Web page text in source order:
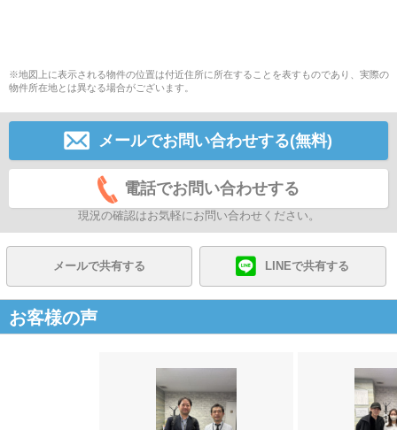
※地図上に表示される物件の位置は付近住所に所在することを表すものであり、実際の
物件所在地とは異なる場合がございます。
メールでお問い合わせする(無料)
電話でお問い合わせする
現況の確認はお気軽にお問い合わせください。
メールで共有する LINEで共有する
お客様の声